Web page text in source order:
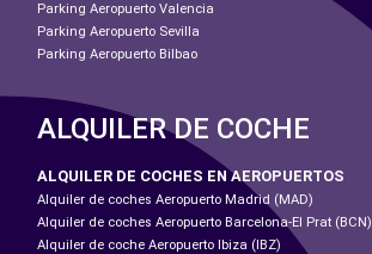
Parking Aeropuerto Valencia
Parking Aeropuerto Sevilla
Parking Aeropuerto Bilbao
ALQUILER DE COCHE
ALQUILER DE COCHES EN AEROPUERTOS
Alquiler de coches Aeropuerto Madrid (MAD)
Alquiler de coches Aeropuerto Barcelona-El Prat (BCN)
Alquiler de coche Aeropuerto Ibiza (IBZ)